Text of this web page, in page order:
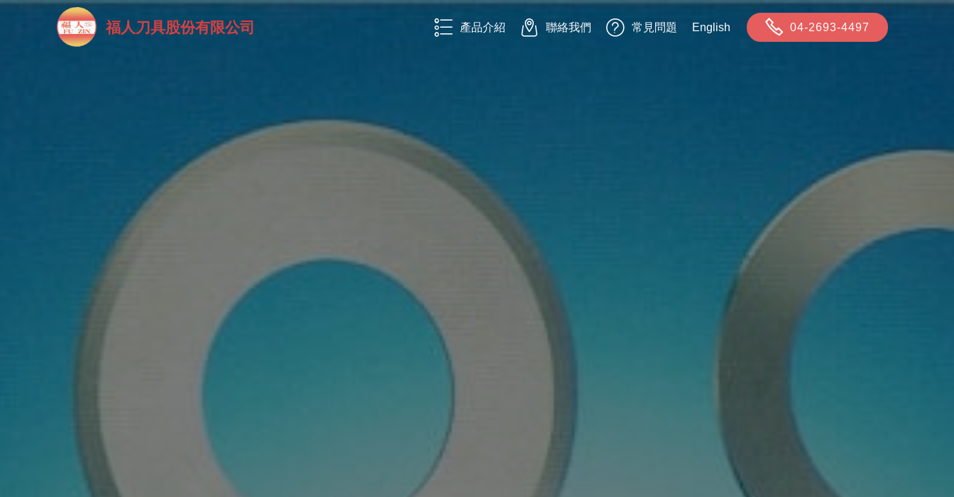
福人刀具股份有限公司 產品介紹 聯絡我們 常見問題 English 04-2693-4497